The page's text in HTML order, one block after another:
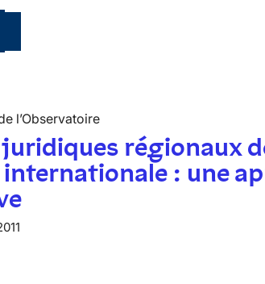
l’Observatoire
juridiques régionaux
: une